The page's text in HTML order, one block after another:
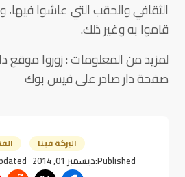
الثقافي والحقب التي عاشوا فيها،
قاموا به وغير ذلك.
لمزيد من المعلومات : زوروا موقع
صفحة دار صادر على فيس بوك
البركة فينا
Published:ديسمبر 01, 2014